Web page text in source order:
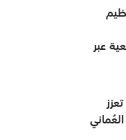
عبر
تعزز